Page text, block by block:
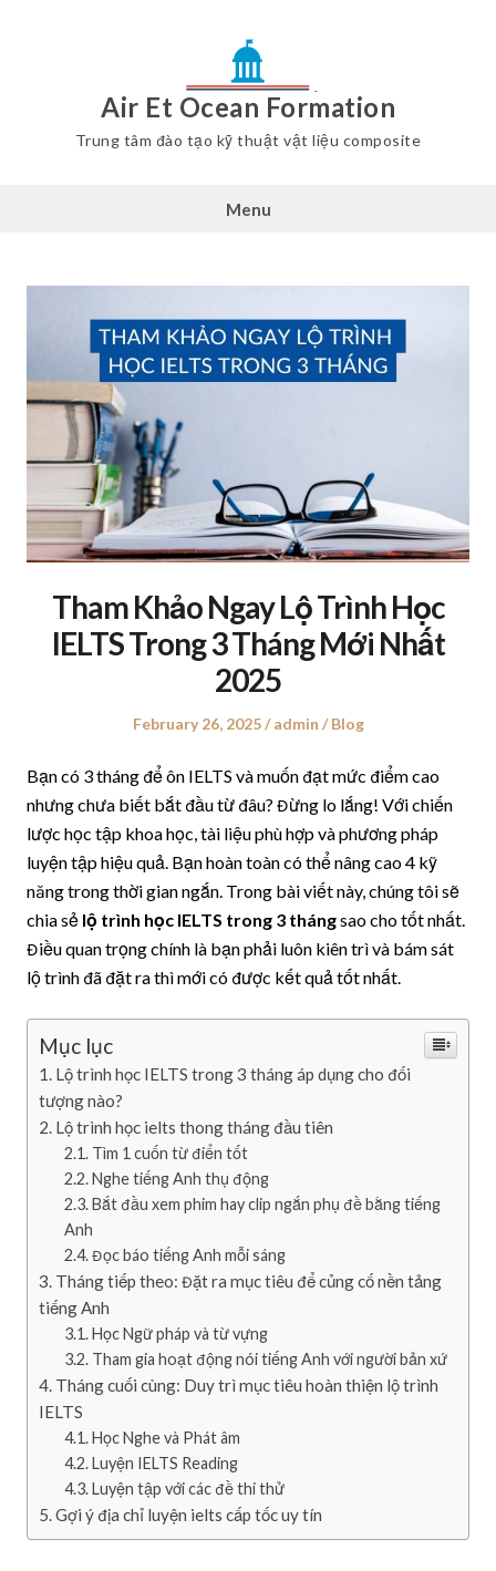
Air Et Ocean Formation
Trung tâm đào tạo kỹ thuật vật liệu composite
Menu
Tham Khảo Ngay Lộ Trình Học
IELTS Trong 3 Tháng Mới Nhất
2025
Posted
February 26, 2025 Author
admin
Posted
Blog
Bạn có 3 tháng để ôn IELTS và muốn đạt mức điểm cao
nhưng chưa biết bắt đầu từ đâu? Đừng lo lắng! Với chiến
lược học tập khoa học, tài liệu phù hợp và phương pháp
luyện tập hiệu quả. Bạn hoàn toàn có thể nâng cao 4 kỹ
năng trong thời gian ngắn. Trong bài viết này, chúng tôi sẽ
chia sẻ lộ trình học IELTS trong 3 thángsao cho tốt nhất.
Điều quan trọng chính là bạn phải luôn kiên trì và bám sát
lộ trình đã đặt ra thì mới có được kết quả tốt nhất.
Mục lục
Lộ trình học IELTS trong 3 tháng áp dụng cho đối
tượng nào?
Lộ trình học ielts thong tháng đầu tiên
Tìm 1 cuốn từ điển tốt
Nghe tiếng Anh thụ động
Bắt đầu xem phim hay clip ngắn phụ đề bằng tiếng
Anh
Đọc báo tiếng Anh mỗi sáng
Tháng tiếp theo: Đặt ra mục tiêu để củng cố nền tảng
tiếng Anh
Học Ngữ pháp và từ vựng
Tham gia hoạt động nói tiếng Anh với người bản xứ
Tháng cuối cùng: Duy trì mục tiêu hoàn thiện lộ trình
IELTS
Học Nghe và Phát âm
Luyện IELTS Reading
Luyện tập với các đề thi thử
Gợi ý địa chỉ luyện ielts cấp tốc uy tín